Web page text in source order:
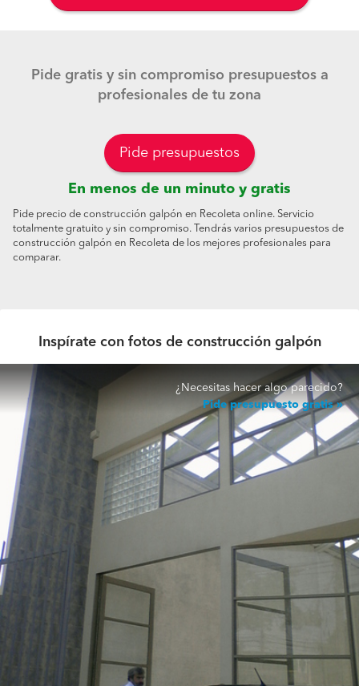
Pide gratis y sin compromiso presupuestos a
profesionales de tu zona
Pide presupuestos
En menos de un minuto y gratis
Pide precio de construcción galpón en Recoleta online. Servicio
totalmente gratuito y sin compromiso. Tendrás varios presupuestos de
construcción galpón en Recoleta de los mejores profesionales para
comparar.
Inspírate con fotos de construcción galpón
¿Necesitas hacer algo parecido?
Pide presupuesto gratis